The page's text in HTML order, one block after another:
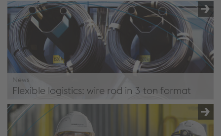
Efficient, sustainable, future-oriented: Intermodal logistics
solutions at voestalpine Wire Technology and voestalpine
Railway Systems
News
Flexible logistics: wire rod in 3 ton format
Flexible logistics: wire rod in 3 ton format